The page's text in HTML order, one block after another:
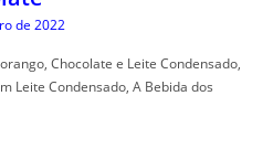
de 2022
Chocolate e Leite Condensado,
Leite Condensado, A Bebida dos